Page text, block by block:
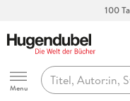
100
Hugendubel
Menu